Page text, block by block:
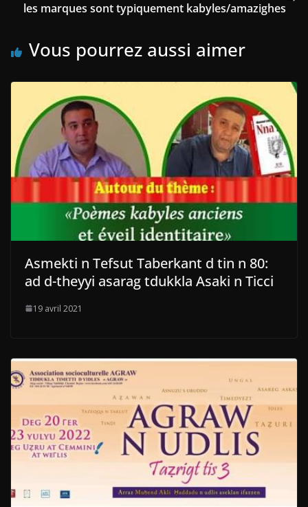
les marques sont typiquement kabyles/amazighes
Vous pourrez aussi aimer
Asmekti n Tefsut Taberkant d tin n 80:
ad d-theyyi asarag tdukkla Asaki n Ticci
19 avril 2021